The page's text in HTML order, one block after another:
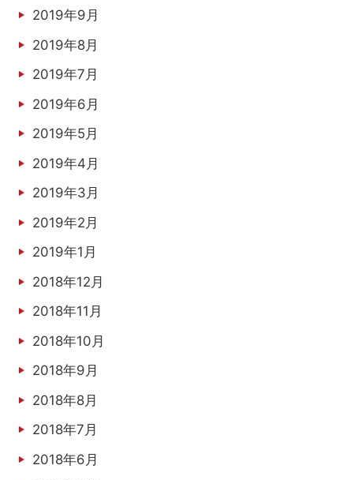
2019年9月
2019年8月
2019年7月
2019年6月
2019年5月
2019年4月
2019年3月
2019年2月
2019年1月
2018年12月
2018年11月
2018年10月
2018年9月
2018年8月
2018年7月
2018年6月